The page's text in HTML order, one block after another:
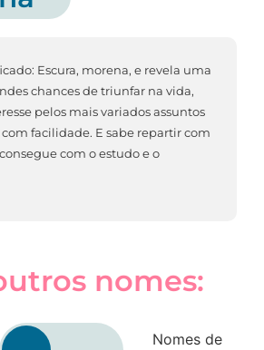
Escura, morena, e revela uma
chances de triunfar na vida,
pelos mais variados assuntos
facilidade. E sabe repartir com
com o estudo e o
nomes:
Nomes de